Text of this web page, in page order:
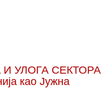
УЛОГА СЕКТОРА
као Јужна